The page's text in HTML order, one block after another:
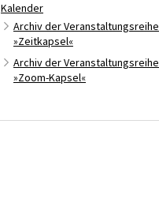
Kalender
Archiv der Veranstaltungsreihe
»Zeitkapsel«
Archiv der Veranstaltungsreihe
»Zoom-Kapsel«